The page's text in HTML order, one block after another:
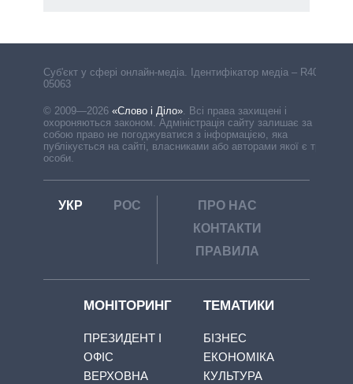
Cуб'єкт у сфері онлайн-медіа. Ідентифікатор медіа – R40-
05063
© 2009—2026 «Слово і Діло». Всі права захищені і
охороняються законом. Адміністрація сайту залишає за
собою право не погоджуватися з інформацією, яка
публікується на сайті, власниками або авторами якої є треті
особи.
УКР РОС
ПРО НАС
КОНТАКТИ
ПРАВИЛА
МОНІТОРИНГ
ПРЕЗИДЕНТ І
ОФІС
ВЕРХОВНА
ТЕМАТИКИ
БІЗНЕС
ЕКОНОМІКА
КУЛЬТУРА